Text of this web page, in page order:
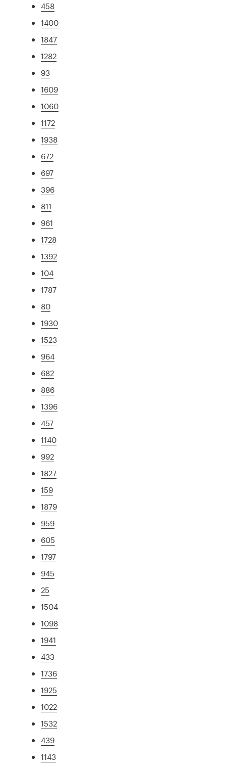
458
1400
1847
1282
93
1609
1060
1172
1938
672
697
396
811
961
1728
1392
104
1787
80
1930
1523
964
682
886
1396
457
1140
992
1827
159
1879
959
605
1797
945
25
1504
1098
1941
433
1736
1925
1022
1532
439
1143